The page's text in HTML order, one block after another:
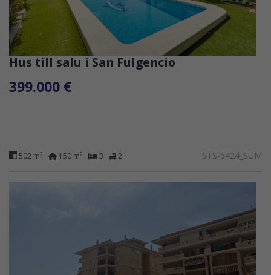
Hus till salu i San Fulgencio
399.000 €
502 m2 150 m2 3 2 STS-5424_SUM